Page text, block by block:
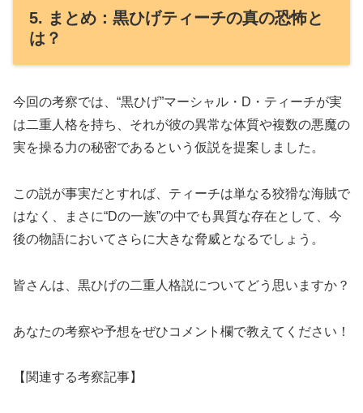
5. まとめ：黒ひげティーチの真の恐怖と
は？
今回の考察では、“黒ひげ”マーシャル・D・ティーチが実
は二重人格を持ち、それが彼の異常な体質や複数の悪魔の
実を操る力の秘密であるという仮説を提案しました。
この説が事実だとすれば、ティーチは単なる狡猾な海賊で
はなく、まさに“Dの一族”の中でも異質な存在として、今
後の物語においてさらに大きな脅威となるでしょう。
皆さんは、黒ひげの二重人格説についてどう思いますか？
あなたの考察や予想をぜひコメント欄で教えてください！
【関連する考察記事】